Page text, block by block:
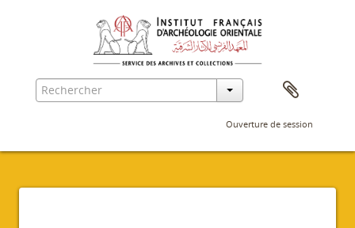
Ouverture de session